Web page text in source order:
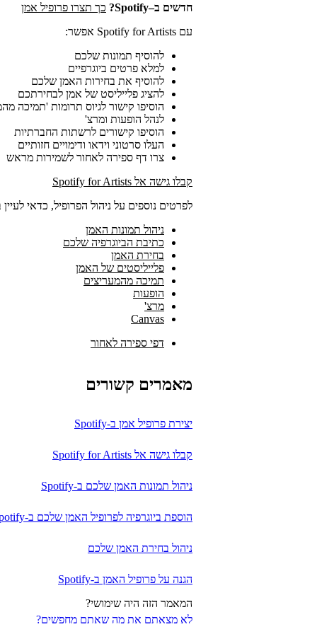
לא מצאתם את מה שאתם מחפשים?
חדשים ב–Spotify?
כך תצרו פרופיל אמן
עם Spotify for Artists אפשר:
להוסיף תמונות שלכם
למלא פרטים ביוגרפיים
להוסיף את בחירות האמן שלכם
להציג פלייליסט של אמן לבחירתכם
הוסיפו קישור לגיוס תרומות 'תמיכה
לנהל הופעות ומרצ'
הוסיפו קישורים לרשתות החברתיות
העלו סרטוני וידאו ודימויים חזותיים
צרו דף ספירה לאחור לשמירות מראש
קבלו גישה אל Spotify for Artists
לפרטים נוספים על ניהול הפרופיל, כדאי לעיין
ניהול תמונות האמן
כתיבת הביוגרפיה שלכם
בחירת האמן
פלייליסטים של האמן
תמיכה מהמעריצים
הופעות
מרצ'
Canvas
דפי ספירה לאחור
מאמרים קשורים
יצירת פרופיל אמן ב-Spotify
קבלו גישה אל Spotify for Artists
ניהול תמונות האמן שלכם ב-Spotify
הוספת ביוגרפיה לפרופיל האמן שלכם ב-Spotify
ניהול בחירת האמן שלכם
הגנה על פרופיל האמן ב-Spotify
המאמר הזה היה שימושי?